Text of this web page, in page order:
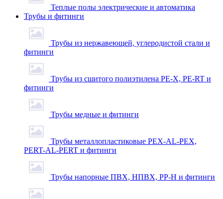
Теплые полы электрические и автоматика
Трубы и фитинги
Трубы из нержавеющей, углеродистой стали и
фитинги
Трубы из сшитого полиэтилена PE-X, PE-RT и
фитинги
Трубы медные и фитинги
Трубы металлопластиковые PEX-AL-PEX,
PERT-AL-PERT и фитинги
Трубы напорные ПВХ, НПВХ, PP-H и фитинги